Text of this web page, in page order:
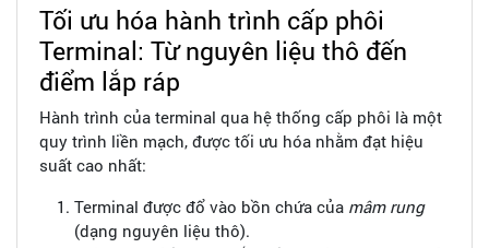
Tối ưu hóa hành trình cấp phôi
Terminal: Từ nguyên liệu thô đến
điểm lắp ráp
Hành trình của terminal qua hệ thống cấp phôi là một
quy trình liền mạch, được tối ưu hóa nhằm đạt hiệu
suất cao nhất:
Terminal được đổ vào bồn chứa của mâm rung
(dạng nguyên liệu thô).